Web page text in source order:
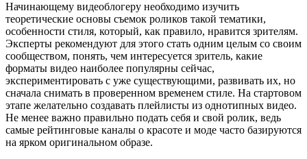
Начинающему видеоблогеру необходимо изучить
теоретические основы съемок роликов такой тематики,
особенности стиля, который, как правило, нравится зрителям.
Эксперты рекомендуют для этого стать одним целым со своим
сообществом, понять, чем интересуется зритель, какие
форматы видео наиболее популярны сейчас,
экспериментировать с уже существующими, развивать их, но
сначала снимать в проверенном временем стиле. На стартовом
этапе желательно создавать плейлисты из однотипных видео.
Не менее важно правильно подать себя и свой ролик, ведь
самые рейтинговые каналы о красоте и моде часто базируются
на ярком оригинальном образе.